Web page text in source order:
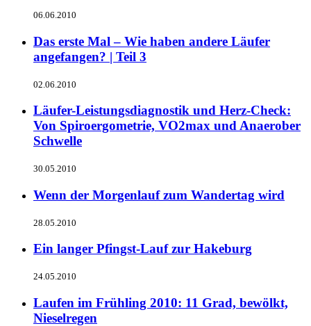
06.06.2010
Das erste Mal – Wie haben andere Läufer
angefangen? | Teil 3
02.06.2010
Läufer-Leistungsdiagnostik und Herz-Check:
Von Spiroergometrie, VO2max und Anaerober
Schwelle
30.05.2010
Wenn der Morgenlauf zum Wandertag wird
28.05.2010
Ein langer Pfingst-Lauf zur Hakeburg
24.05.2010
Laufen im Frühling 2010: 11 Grad, bewölkt,
Nieselregen